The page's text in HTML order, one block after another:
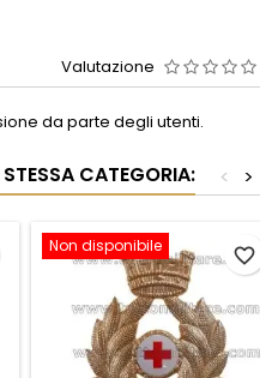
Valutazione
da parte degli utenti.
CATEGORIA: >
<
Non disponibile favorite_border